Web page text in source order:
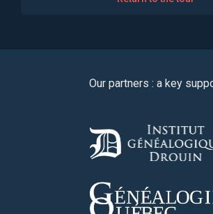
Our partners : a key